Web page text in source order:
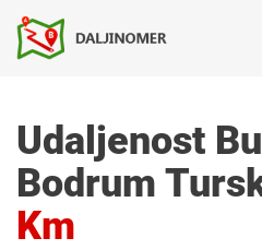
Udaljenost
Bodrum
Km